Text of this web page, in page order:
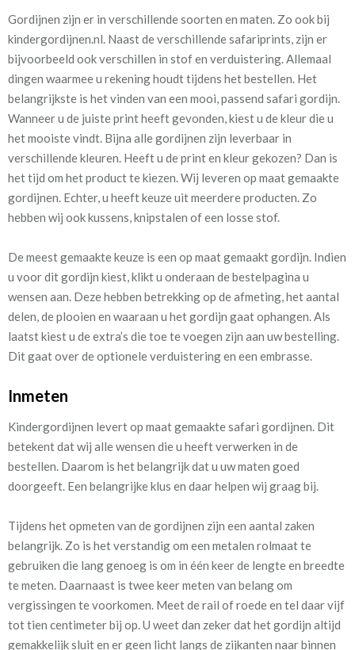
Gordijnen zijn er in verschillende soorten en maten. Zo ook bij
kindergordijnen.nl. Naast de verschillende safariprints, zijn er
bijvoorbeeld ook verschillen in stof en verduistering. Allemaal
dingen waarmee u rekening houdt tijdens het bestellen. Het
belangrijkste is het vinden van een mooi, passend safari gordijn.
Wanneer u de juiste print heeft gevonden, kiest u de kleur die u
het mooiste vindt. Bijna alle gordijnen zijn leverbaar in
verschillende kleuren. Heeft u de print en kleur gekozen? Dan is
het tijd om het product te kiezen. Wij leveren op maat gemaakte
gordijnen. Echter, u heeft keuze uit meerdere producten. Zo
hebben wij ook kussens, knipstalen of een losse stof.
De meest gemaakte keuze is een op maat gemaakt gordijn. Indien
u voor dit gordijn kiest, klikt u onderaan de bestelpagina u
wensen aan. Deze hebben betrekking op de afmeting, het aantal
delen, de plooien en waaraan u het gordijn gaat ophangen. Als
laatst kiest u de extra’s die toe te voegen zijn aan uw bestelling.
Dit gaat over de optionele verduistering en een embrasse.
Inmeten
Kindergordijnen levert op maat gemaakte safari gordijnen. Dit
betekent dat wij alle wensen die u heeft verwerken in de
bestellen. Daarom is het belangrijk dat u uw maten goed
doorgeeft. Een belangrijke klus en daar helpen wij graag bij.
Tijdens het opmeten van de gordijnen zijn een aantal zaken
belangrijk. Zo is het verstandig om een metalen rolmaat te
gebruiken die lang genoeg is om in één keer de lengte en breedte
te meten. Daarnaast is twee keer meten van belang om
vergissingen te voorkomen. Meet de rail of roede en tel daar vijf
tot tien centimeter bij op. U weet dan zeker dat het gordijn altijd
gemakkelijk sluit en er geen licht langs de zijkanten naar binnen